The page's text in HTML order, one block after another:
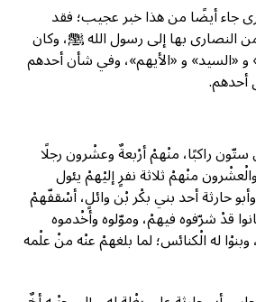
جاء أيضًا من هذا خبر عجيب؛ فقد
النصارى بها إلى رسول الله ﷺ، وكان
و «السيد» و «الأيهم»، وفي شأن أحدهم
أحدهم.
راكبًا، منْهمْ أرْبعةٌ وعشْرون رجلًا
منْهمْ ثلاثة نفرٍ إليْهمْ يئول
حارثة أحد بني بكْر بْن وائلٍ، أسْقفّهمْ
قدْ شرّفوه فيهمْ، وموّلوه وأخْدموه
له الْكنائس؛ لما بلغهمْ عنْه منْ علْمه